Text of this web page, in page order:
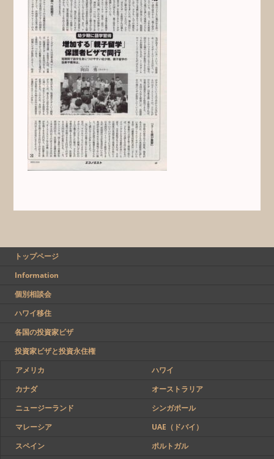
トップページ
Information
個別相談会
ハワイ移住
各国の投資家ビザ
投資家ビザと投資永住権
アメリカ
ハワイ
カナダ
オーストラリア
ニュージーランド
シンガポール
マレーシア
UAE（ドバイ）
スペイン
ポルトガル